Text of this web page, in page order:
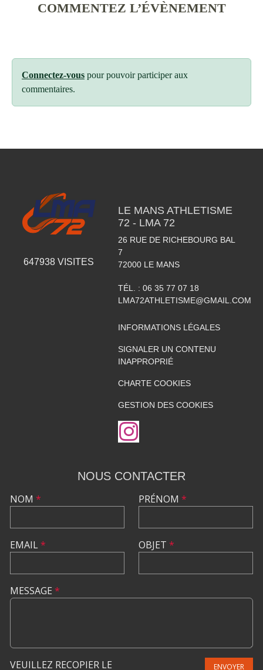
COMMENTEZ L’ÉVÈNEMENT
Connectez-vous pour pouvoir participer aux
commentaires.
647938 VISITES
LE MANS ATHLETISME
72 - LMA 72
26 RUE DE RICHEBOURG BAL
7
72000 LE MANS
TÉL. : 06 35 77 07 18
LMA72ATHLETISME@GMAIL.COM
INFORMATIONS LÉGALES
SIGNALER UN CONTENU
INAPPROPRIÉ
CHARTE COOKIES
GESTION DES COOKIES
NOUS CONTACTER
NOM *
EMAIL*
PRÉNOM *
OBJET *
MESSAGE *
VEUILLEZ RECOPIER LE ENVOYER